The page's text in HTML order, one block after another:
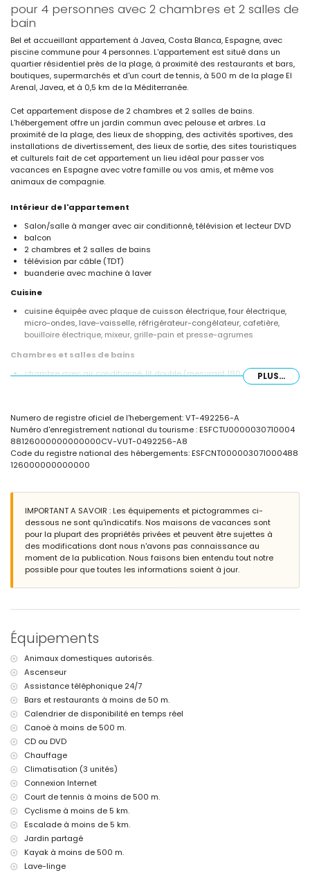
pour 4 personnes avec 2 chambres et 2 salles de
bain
Bel et accueillant appartement à Javea, Costa Blanca, Espagne, avec
piscine commune pour 4 personnes. L'appartement est situé dans un
quartier résidentiel près de la plage, à proximité des restaurants et bars,
boutiques, supermarchés et d'un court de tennis, à 500 m de la plage El
Arenal, Javea, et à 0,5 km de la Méditerranée.
Cet appartement dispose de 2 chambres et 2 salles de bains.
L'hébergement offre un jardin commun avec pelouse et arbres. La
proximité de la plage, des lieux de shopping, des activités sportives, des
installations de divertissement, des lieux de sortie, des sites touristiques
et culturels fait de cet appartement un lieu idéal pour passer vos
vacances en Espagne avec votre famille ou vos amis, et même vos
animaux de compagnie.
Intérieur de l'appartement
Salon/salle à manger avec air conditionné, télévision et lecteur DVD
balcon
2 chambres et 2 salles de bains
télévision par câble (TDT)
buanderie avec machine à laver
Cuisine
cuisine équipée avec plaque de cuisson électrique, four électrique,
micro-ondes, lave-vaisselle, réfrigérateur-congélateur, cafetière,
bouilloire électrique, mixeur, grille-pain et presse-agrumes
Chambres et salles de bains
chambre avec air conditionné, lit double (mesurant 190 par 135 cm),
salle de bains en suite avec double lavabo, baignoire/douche, bidet
et toilette
salle de bains avec lavabo simple, douche, bidet et toilette
Extérieur de l'appartement
piscine commune en forme de lagon mesurant 12m x 5m et 2m de
profondeur
piscine pour enfants
jardin commun avec pelouse et arbres
terrasse
Plus d'informations
rivière ou côte la plus proche : Méditerranée (à moins de 500 mètres
port le plus proche : La Fontana, Javea (à moins de 50 mètres de
l'appartement)
parc le plus proche : Montgo (à moins de 4 kilomètres de
l'appartement)
aéroport le plus proche : Alicante (à moins de 100 kilomètres de
l'appartement)
deuxième aéroport le plus proche : Valence (> 100 kilomètres)
transports publics à proximité : bus à 100 mètres
animaux de compagnie admis
L'immeuble où se trouve l'hébergement dispose d'un ascenseur.
L'hébergement est très adapté pour les familles avec enfants
Installations et services privés inclus dans le prix de location
internet (WiFi)
fer et planche à repasser
linge de lit et serviettes
service de réception et service d'urgence 24h/24
chauffage de l'air et climatisation
Installations / services communs
PLUS...
Numero de registre oficiel de l'hebergement: VT-492256-A
Numéro d'enregistrement national du tourisme : ESFCTU0000030710004
88126000000000000CV-VUT-0492256-A8
Code du registre national des hébergements: ESFCNT000003071000488
126000000000000
IMPORTANT A SAVOIR : Les équipements et pictogrammes ci-
dessous ne sont qu'indicatifs. Nos maisons de vacances sont
pour la plupart des propriétés privées et peuvent être sujettes à
des modifications dont nous n'avons pas connaissance au
moment de la publication. Nous faisons bien entendu tout notre
possible pour que toutes les informations soient à jour.
Équipements
Animaux domestiques autorisés.
Ascenseur
Assistance téléphonique 24/7
Bars et restaurants à moins de 50 m.
Calendrier de disponibilité en temps réel
Canoë à moins de 500 m.
CD ou DVD
Chauffage
Climatisation (3 unités)
Connexion Internet
Court de tennis à moins de 500 m.
Cyclisme à moins de 5 km.
Escalade à moins de 5 km.
Jardin partagé
Kayak à moins de 500 m.
Lave-linge